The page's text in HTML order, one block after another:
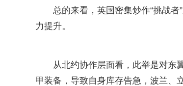
总的来看，英国密集炒作“挑战
力提升。
从北约协作层面看，此举是对东
甲装备，导致自身库存告急，波兰、